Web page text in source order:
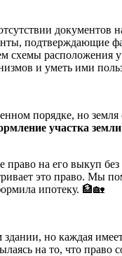
документов
подтверждающие
схемы расположения
и уметь ими
порядке, но земля
участка
право на его выкуп
это право. Мы
ипотеку. 🏦🏡
но каждая
на то, что право